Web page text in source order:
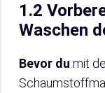
1.2
Waschen
Bevor du mit